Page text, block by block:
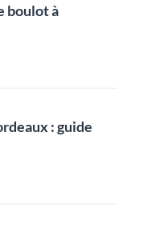
boulot à
: guide